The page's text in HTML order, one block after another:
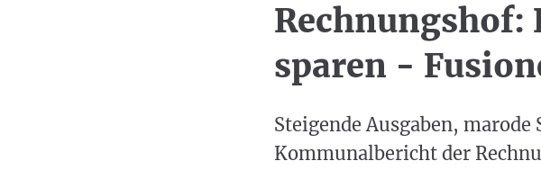
Rechnungshof:
sparen -
Steigende Ausgaben,
Kommunalbericht der